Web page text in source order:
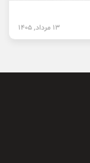
13 مرداد, 1405